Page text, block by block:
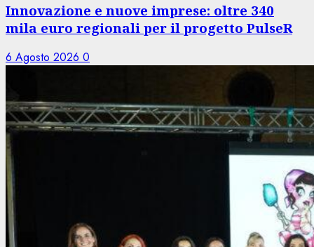
Innovazione e nuove imprese: oltre 340
mila euro regionali per il progetto PulseR
6 Agosto 2026 0